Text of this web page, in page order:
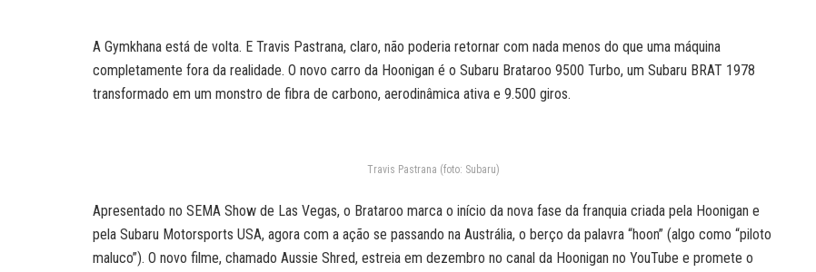
A Gymkhana está de volta. E Travis Pastrana, claro, não poderia retornar com nada menos do que uma máquina
completamente fora da realidade. O novo carro da Hoonigan é o Subaru Brataroo 9500 Turbo, um Subaru BRAT 1978
transformado em um monstro de fibra de carbono, aerodinâmica ativa e 9.500 giros.
Travis Pastrana (foto: Subaru)
Apresentado no SEMA Show de Las Vegas, o Brataroo marca o início da nova fase da franquia criada pela Hoonigan e
pela Subaru Motorsports USA, agora com a ação se passando na Austrália, o berço da palavra “hoon” (algo como “piloto
maluco”). O novo filme, chamado Aussie Shred, estreia em dezembro no canal da Hoonigan no YouTube e promete o